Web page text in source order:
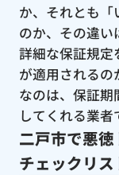
か、それとも「
のか、その違い
詳細な保証規定
が適用される
なのは、保証
してくれる業者
二戸市で悪
チェックリス